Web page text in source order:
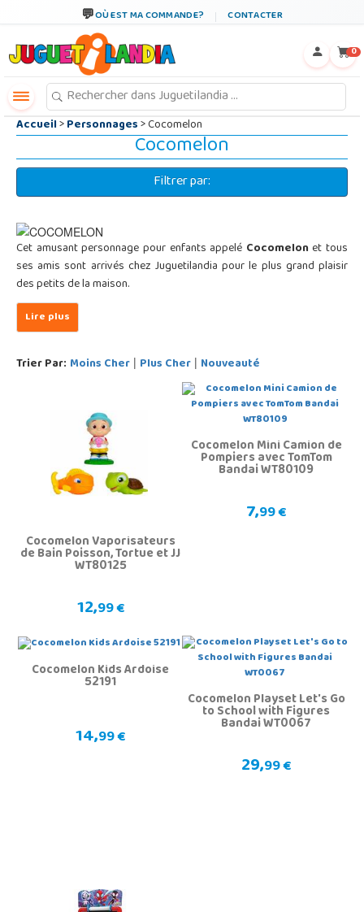
OÙ EST MA COMMANDE? CONTACTER
0
Accueil>Personnages> Cocomelon
Cocomelon
Filtrer par:
Cet amusant personnage pour enfants appelé Cocomelonet tous
ses amis sont arrivés chez Juguetilandia pour le plus grand plaisir
des petits de la maison.
Trier Par: Moins Cher | Plus Cher | Nouveauté
Cocomelon Vaporisateurs
de Bain Poisson, Tortue et JJ
WT80125
12,99 €
Cocomelon Mini Camion de
Pompiers avec TomTom
Bandai WT80109
7,99 €
Cocomelon Kids Ardoise
52191
14,99 €
Cocomelon Playset Let's Go
to School with Figures
Bandai WT0067
29,99 €